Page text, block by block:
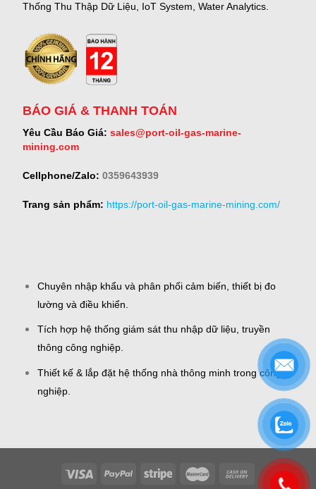
Thống Thu Thập Dữ Liệu, IoT System, Water Analytics.
BÁO GIÁ & THANH TOÁN
Yêu Cầu Báo Giá: sales@port-oil-gas-marine-
mining.com
Cellphone/Zalo: 0359643939
Trang sản phẩm: https://port-oil-gas-marine-mining.com/
Chuyên nhập khẩu và phân phối cảm biến, thiết bị đo
lường và điều khiển.
Tích hợp hệ thống giám sát thu nhập dữ liệu, truyền
thông công nghiệp.
Thiết kế & lắp đặt hệ thống nhà thông minh trong công
nghiệp.